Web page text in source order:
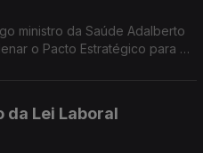
ministro da Saúde Adalberto
o Pacto Estratégico para a
da Lei Laboral